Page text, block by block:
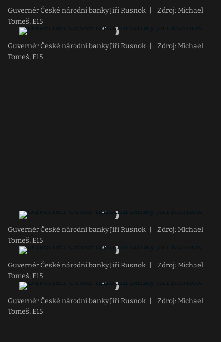
Guvernér České národní banky Jiří Rusnok
Zdroj: Michael
Tomeš, E15
Guvernér České národní banky Jiří Rusnok
Zdroj: Michael
Tomeš, E15
Guvernér České národní banky Jiří Rusnok
Zdroj: Michael
Tomeš, E15
Guvernér České národní banky Jiří Rusnok
Zdroj: Michael
Tomeš, E15
Guvernér České národní banky Jiří Rusnok
Zdroj: Michael
Tomeš, E15